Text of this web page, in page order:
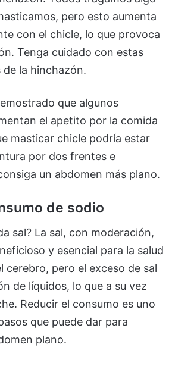
pero esto aumenta
con el chicle, lo que provoca
Tenga cuidado con estas
de la hinchazón.
que algunos
el apetito por la comida
masticar chicle podría estar
por dos frentes e
un abdomen más plano.
de sodio
sal? La sal, con moderación,
y esencial para la salud
cerebro, pero el exceso de sal
de líquidos, lo que a su vez
Reducir el consumo es uno
que puede dar para
plano.